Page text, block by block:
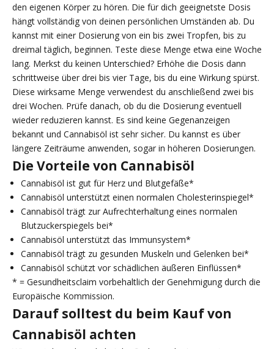
den eigenen Körper zu hören. Die für dich geeignetste Dosis
hängt vollständig von deinen persönlichen Umständen ab. Du
kannst mit einer Dosierung von ein bis zwei Tropfen, bis zu
dreimal täglich, beginnen. Teste diese Menge etwa eine Woche
lang. Merkst du keinen Unterschied? Erhöhe die Dosis dann
schrittweise über drei bis vier Tage, bis du eine Wirkung spürst.
Diese wirksame Menge verwendest du anschließend zwei bis
drei Wochen. Prüfe danach, ob du die Dosierung eventuell
wieder reduzieren kannst. Es sind keine Gegenanzeigen
bekannt und Cannabisöl ist sehr sicher. Du kannst es über
längere Zeiträume anwenden, sogar in höheren Dosierungen.
Die Vorteile von Cannabisöl
Cannabisöl ist gut für Herz und Blutgefäße*
Cannabisöl unterstützt einen normalen Cholesterinspiegel*
Cannabisöl trägt zur Aufrechterhaltung eines normalen
Blutzuckerspiegels bei*
Cannabisöl unterstützt das Immunsystem*
Cannabisöl trägt zu gesunden Muskeln und Gelenken bei*
Cannabisöl schützt vor schädlichen äußeren Einflüssen*
* = Gesundheitsclaim vorbehaltlich der Genehmigung durch die
Europäische Kommission.
Darauf solltest du beim Kauf von
Cannabisöl achten